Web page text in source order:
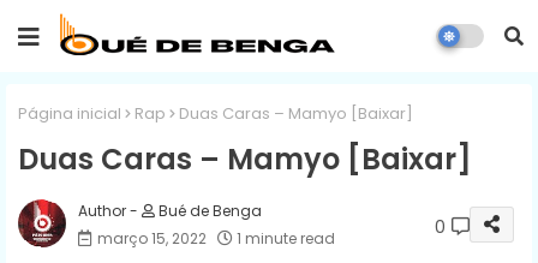
Página inicial Rap Duas Caras – Mamyo [Baixar]
Duas Caras – Mamyo [Baixar]
Bué de Benga
março 15, 2022
1 minute read 0